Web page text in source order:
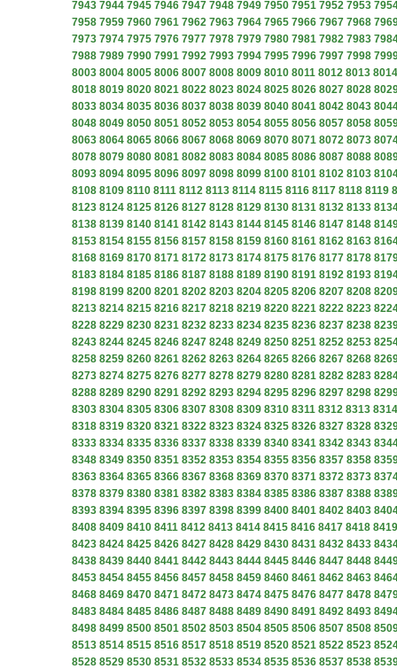
7943 7944 7945 7946 7947 7948 7949 7950 7951 7952 7953
7958 7959 7960 7961 7962 7963 7964 7965 7966 7967 7968
7973 7974 7975 7976 7977 7978 7979 7980 7981 7982 7983
7988 7989 7990 7991 7992 7993 7994 7995 7996 7997 7998
8003 8004 8005 8006 8007 8008 8009 8010 8011 8012 8013 8014
8018 8019 8020 8021 8022 8023 8024 8025 8026 8027 8028
8033 8034 8035 8036 8037 8038 8039 8040 8041 8042 8043
8048 8049 8050 8051 8052 8053 8054 8055 8056 8057 8058
8063 8064 8065 8066 8067 8068 8069 8070 8071 8072 8073
8078 8079 8080 8081 8082 8083 8084 8085 8086 8087 8088
8093 8094 8095 8096 8097 8098 8099 8100 8101 8102 8103
8108 8109 8110 8111 8112 8113 8114 8115 8116 8117 8118 8119
8123 8124 8125 8126 8127 8128 8129 8130 8131 8132 8133
8138 8139 8140 8141 8142 8143 8144 8145 8146 8147 8148
8153 8154 8155 8156 8157 8158 8159 8160 8161 8162 8163
8168 8169 8170 8171 8172 8173 8174 8175 8176 8177 8178
8183 8184 8185 8186 8187 8188 8189 8190 8191 8192 8193
8198 8199 8200 8201 8202 8203 8204 8205 8206 8207 8208
8213 8214 8215 8216 8217 8218 8219 8220 8221 8222 8223
8228 8229 8230 8231 8232 8233 8234 8235 8236 8237 8238
8243 8244 8245 8246 8247 8248 8249 8250 8251 8252 8253
8258 8259 8260 8261 8262 8263 8264 8265 8266 8267 8268
8273 8274 8275 8276 8277 8278 8279 8280 8281 8282 8283
8288 8289 8290 8291 8292 8293 8294 8295 8296 8297 8298
8303 8304 8305 8306 8307 8308 8309 8310 8311 8312 8313 8314
8318 8319 8320 8321 8322 8323 8324 8325 8326 8327 8328
8333 8334 8335 8336 8337 8338 8339 8340 8341 8342 8343
8348 8349 8350 8351 8352 8353 8354 8355 8356 8357 8358
8363 8364 8365 8366 8367 8368 8369 8370 8371 8372 8373
8378 8379 8380 8381 8382 8383 8384 8385 8386 8387 8388
8393 8394 8395 8396 8397 8398 8399 8400 8401 8402 8403
8408 8409 8410 8411 8412 8413 8414 8415 8416 8417 8418 8419
8423 8424 8425 8426 8427 8428 8429 8430 8431 8432 8433
8438 8439 8440 8441 8442 8443 8444 8445 8446 8447 8448
8453 8454 8455 8456 8457 8458 8459 8460 8461 8462 8463
8468 8469 8470 8471 8472 8473 8474 8475 8476 8477 8478
8483 8484 8485 8486 8487 8488 8489 8490 8491 8492 8493
8498 8499 8500 8501 8502 8503 8504 8505 8506 8507 8508
8513 8514 8515 8516 8517 8518 8519 8520 8521 8522 8523
8528 8529 8530 8531 8532 8533 8534 8535 8536 8537 8538